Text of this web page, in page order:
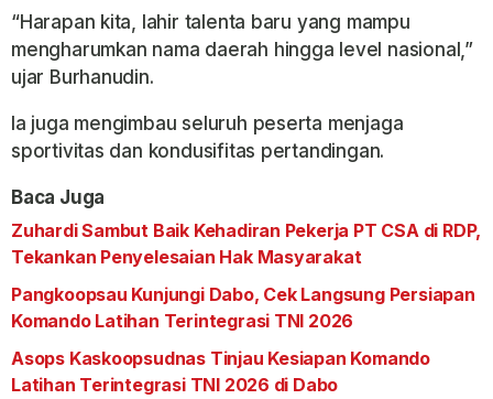
“Harapan kita, lahir talenta baru yang mampu
mengharumkan nama daerah hingga level nasional,”
ujar Burhanudin.
Ia juga mengimbau seluruh peserta menjaga
sportivitas dan kondusifitas pertandingan.
Baca Juga
Zuhardi Sambut Baik Kehadiran Pekerja PT CSA di RDP,
Tekankan Penyelesaian Hak Masyarakat
Pangkoopsau Kunjungi Dabo, Cek Langsung Persiapan
Komando Latihan Terintegrasi TNI 2026
Asops Kaskoopsudnas Tinjau Kesiapan Komando
Latihan Terintegrasi TNI 2026 di Dabo